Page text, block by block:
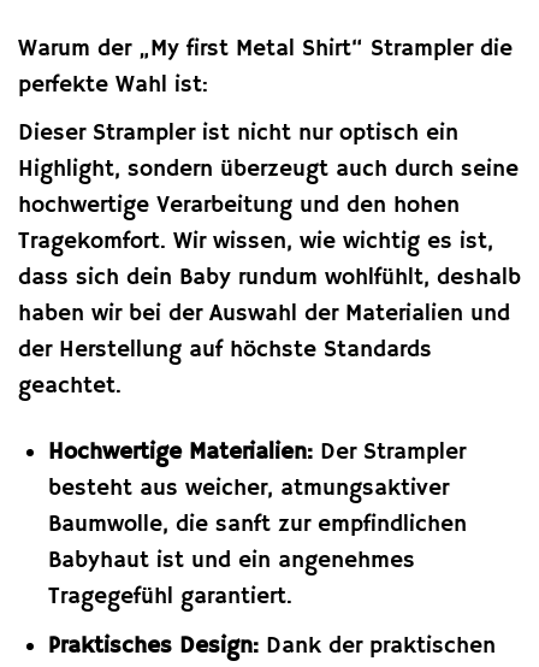
Warum der „My first Metal Shirt“ Strampler die
perfekte Wahl ist:
Dieser Strampler ist nicht nur optisch ein
Highlight, sondern überzeugt auch durch seine
hochwertige Verarbeitung und den hohen
Tragekomfort. Wir wissen, wie wichtig es ist,
dass sich dein Baby rundum wohlfühlt, deshalb
haben wir bei der Auswahl der Materialien und
der Herstellung auf höchste Standards
geachtet.
Hochwertige Materialien:Der Strampler
besteht aus weicher, atmungsaktiver
Baumwolle, die sanft zur empfindlichen
Babyhaut ist und ein angenehmes
Tragegefühl garantiert.
Praktisches Design:Dank der praktischen